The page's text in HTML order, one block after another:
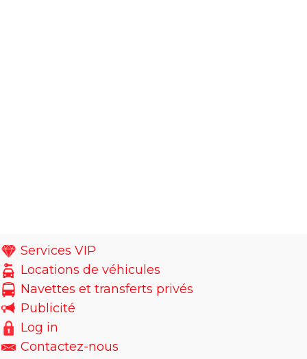
Services VIP
Locations de véhicules
Navettes et transferts privés
Publicité
Log in
Contactez-nous